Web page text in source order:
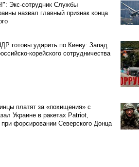
Экс-сотрудник Службы
назвал главный признак конца
готовы ударить по Киеву: Запад
корейского сотрудничества
платят за «похищения» с
Украине в ракетах Patriot,
форсировании Северского Донца